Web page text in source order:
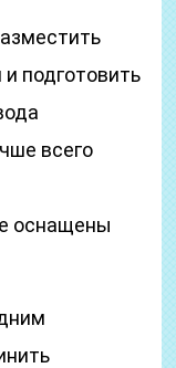
подготовить
всего
оснащены